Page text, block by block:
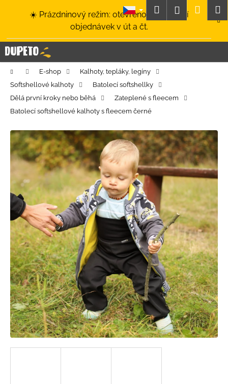
☀️ Prázdninový režim: otevřeno a odesílání
objednávek v út a čt.
HledatPřihlášení
Domů E-shop
Kalhoty, tepláky, legíny
Softshellové kalhoty
Batolecí softshellky
Dělá první kroky nebo běhá
Zateplené s fleecem
Batolecí softshellové kalhoty s fleecem černé
í
k C
o
p
o
t
e
b
u
e
t
e
n
a
j
í
t
?
HLEDAT